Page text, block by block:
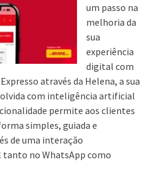
um passo na
melhoria da
sua
experiência
digital com
através da Helena, a sua
com inteligência artificial
permite aos clientes
simples, guiada e
de uma interação
no WhatsApp como